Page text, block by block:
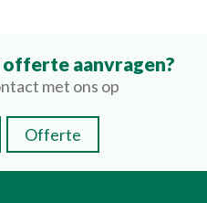
aanvragen?
met ons op
Offerte